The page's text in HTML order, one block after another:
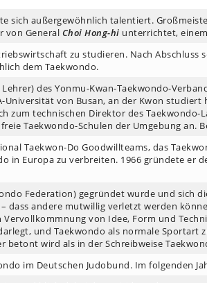
sich außergewöhnlich talentiert.
von General Choi Hong-hi unterrichtet,
zu studieren. Nach
dem Taekwondo.
des Yonmu-Kwan-Taekwondo-
Universität von Busan, an der Kwon
zum technischen Direktor des
Taekwondo-Schulen der Umgebung an.
Taekwon-Do Goodwillteams, das
in Europa zu verbreiten. 1966 gründete er
Federation) gegründet wurde und sich
dass andere mutwillig verletzt werden
von Idee, Form und
und Taekwondo als normale
betont wird als in der Schreibweise
im Deutschen Judobund. Im folgenden